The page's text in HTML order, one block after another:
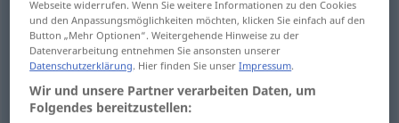
Nippfigurf bibelot
Nippsache f bibelot
Webseite widerrufen. Wenn Sie weitere Informationen zu den Cookies
und den Anpassungsmöglichkeiten möchten, klicken Sie einfach auf den
Button „Mehr Optionen“. Weitergehende Hinweise zu der
Datenverarbeitung entnehmen Sie ansonsten unserer
Datenschutzerklärung. Hier finden Sie unserImpressum.
Wir und unsere Partner verarbeiten Daten, um
Folgendes bereitzustellen: